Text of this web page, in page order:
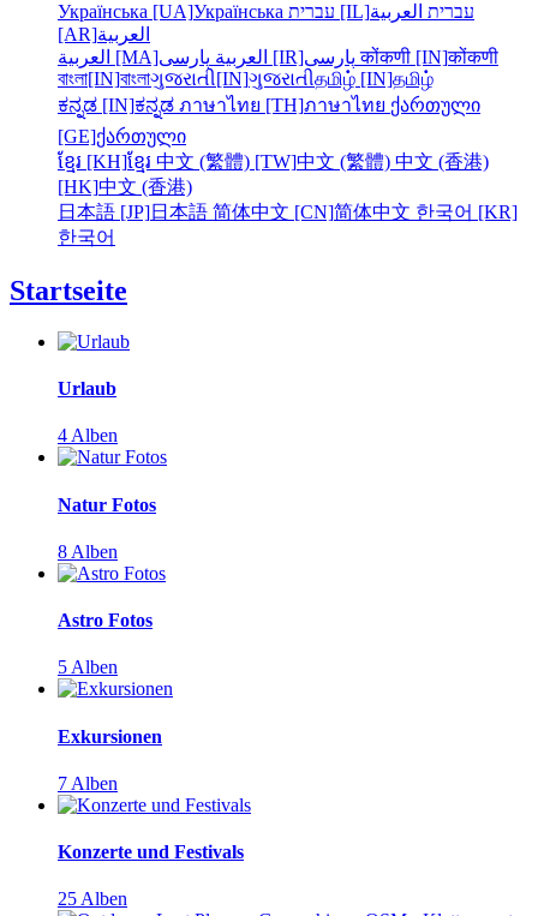
Українська [UA]Українська עברית [IL] עברית العربية
[AR]العربية
العربية [MA]
العربية پارسی [IR] پارسیकोंकणी [IN]कोंकणी
বাংলা[IN]বাংলাગુજરાતી[IN]ગુજરાતીதமிழ் [IN]தமிழ்
ಕನ್ನಡ [IN]ಕನ್ನಡ ภาษาไทย [TH]ภาษาไทย ქართული
[GE]ქართული
ខ្មែរ [KH]ខ្មែរ 中文 (繁體) [TW]中文 (繁體) 中文 (香港)
[HK]中文 (香港)
日本語 [JP]日本語 简体中文 [CN]简体中文 한국어 [KR]
한국어
Startseite
Urlaub
4 Alben
Natur Fotos
8 Alben
Astro Fotos
5 Alben
Exkursionen
7 Alben
Konzerte und Festivals
25 Alben